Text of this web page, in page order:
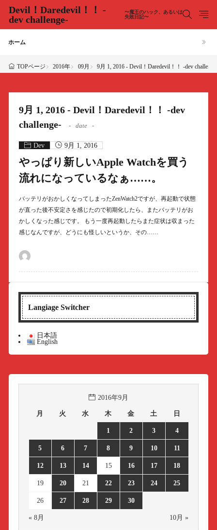
Devil！Daredevil！！ -
dev challenge-
〜魔王のハック、あるいは
失敗日記〜
ホーム
TOPページ 2016年 09月 9月 1, 2016 - Devil！Daredevil！！ -dev
9月 1, 2016 - Devil！Daredevil！！ -dev
challenge-
date
Dev 9月 1, 2016
やっぱり新しいApple Watchを買う
流れになっているなぁ……。
バッテリがおかしくなってしまったZenWatch2ですが、再起動で状態
が直った後不安定さを感じたので初期化したら、またバッテリがお
かしくなった感じです。 もう一度再起動したらまた症状は収まった
感じなんですが、どうにも怪しいというか、その……
Langiage Switcher
日本語
English
2016年9月
月 火 水 木 金 土 日
1 2 3 4
5 6 7 8 9 10 11
12 13 14 15 16 17 18
19 20 21 22 23 24 25
26 27 28 29 30
« 8月 10月 »